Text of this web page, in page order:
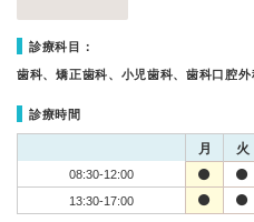
診療科目：
歯科、矯正歯科、小児歯科、歯科口腔外
診療時間
月 火
08:30-12:00
13:30-17:00